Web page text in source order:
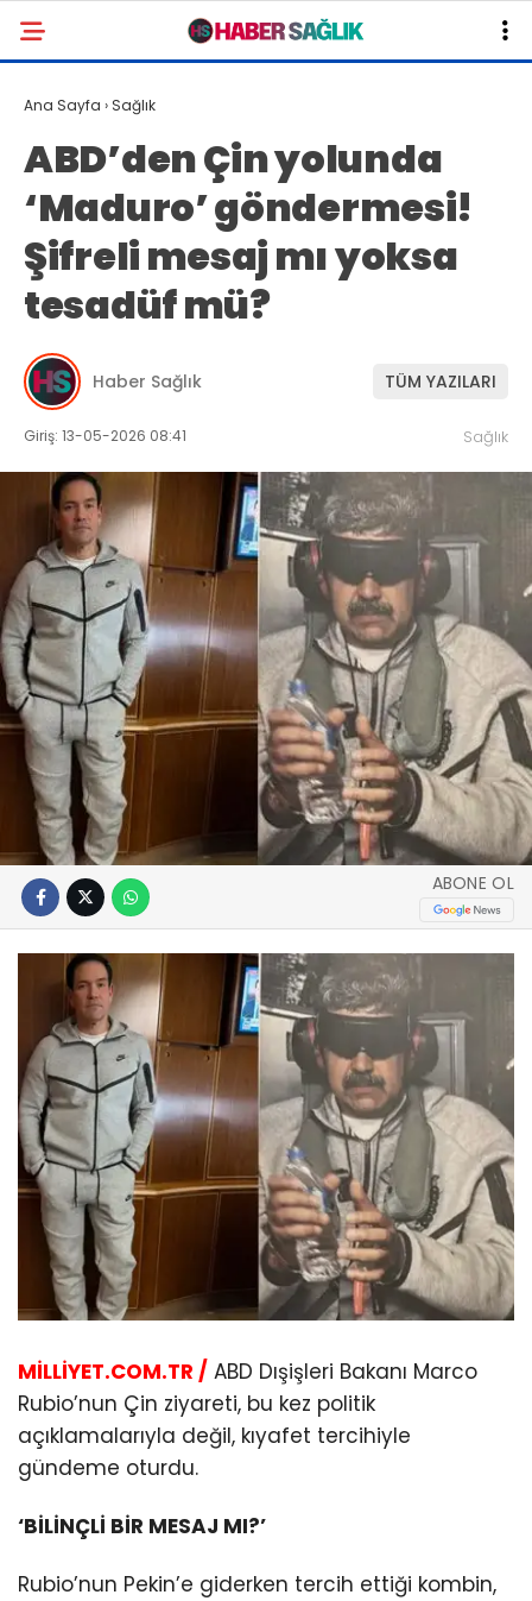
Ana Sayfa › Sağlık
ABD’den Çin yolunda
‘Maduro’ göndermesi!
Şifreli mesaj mı yoksa
tesadüf mü?
Haber Sağlık TÜM YAZILARI
Giriş: 13-05-2026 08:41 Sağlık
ABONE OL
MİLLİYET.COM.TR / ABD Dışişleri Bakanı Marco
Rubio’nun Çin ziyareti, bu kez politik
açıklamalarıyla değil, kıyafet tercihiyle
gündeme oturdu.
‘BİLİNÇLİ BİR MESAJ MI?’
Rubio’nun Pekin’e giderken tercih ettiği kombin,